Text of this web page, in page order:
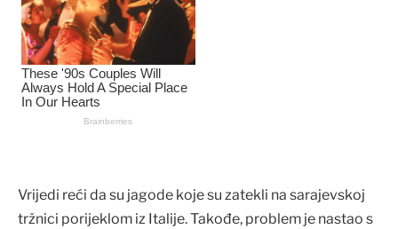
Vrijedi reći da su jagode koje su zatekli na sarajevskoj
tržnici porijeklom iz Italije. Takođe, problem je nastao s